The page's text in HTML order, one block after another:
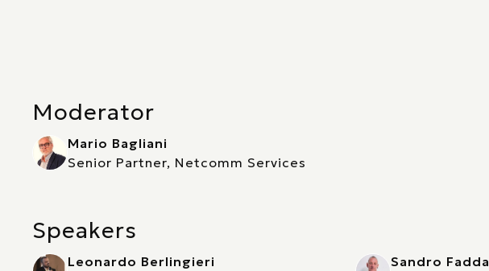
Moderator
Mario Bagliani
Senior Partner, Netcomm Services
Speakers
Leonardo Berlingieri
Sandro Fadda